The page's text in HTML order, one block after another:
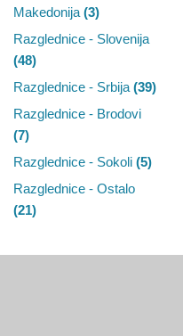
Makedonija (3)
Razglednice - Slovenija
(48)
Razglednice - Srbija (39)
Razglednice - Brodovi
(7)
Razglednice - Sokoli (5)
Razglednice - Ostalo
(21)